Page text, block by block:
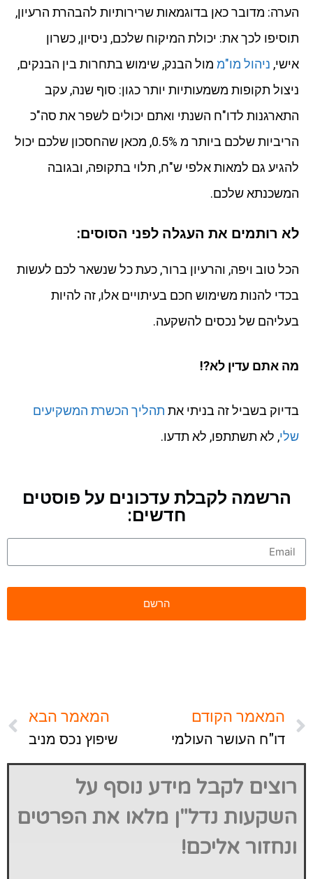
הערה: מדובר כאן בדוגמאות שרירותיות להבהרת הרעיון,
תוסיפו לכך את: יכולת המיקוח שלכם, ניסיון, כשרון
אישי, ניהול מו"מ מול הבנק, שימוש בתחרות בין הבנקים,
ניצול תקופות משמעותיות יותר כגון: סוף שנה, עקב
התארגנות לדו"ח השנתי ואתם יכולים לשפר את סה"כ
הריביות שלכם ביותר מ 0.5%, מכאן שהחסכון שלכם יכול
להגיע גם למאות אלפי ש"ח, תלוי בתקופה, ובגובה
המשכנתא שלכם.
לא רותמים את העגלה לפני הסוסים:
הכל טוב ויפה, והרעיון ברור, כעת כל שנשאר לכם לעשות
בכדי להנות משימוש חכם בעיתויים אלו, זה להיות
בעליהם של נכסים להשקעה.
מה אתם עדין לא?!
בדיוק בשביל זה בניתי את תהליך הכשרת המשקיעים
שלי, לא תשתתפו, לא תדעו.
הרשמה לקבלת עדכונים על פוסטים
חדשים:
המאמר הקודם
דו"ח העושר העולמי
המאמר הבא
שיפוץ נכס מניב
רוצים לקבל מידע נוסף על
השקעות נדל"ן מלאו את הפרטים
ונחזור אליכם!